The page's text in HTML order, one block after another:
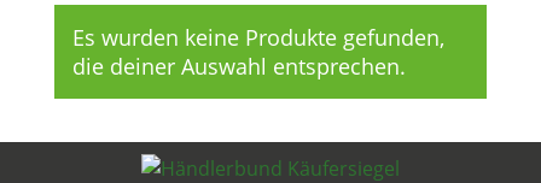
Es wurden keine Produkte gefunden,
die deiner Auswahl entsprechen.